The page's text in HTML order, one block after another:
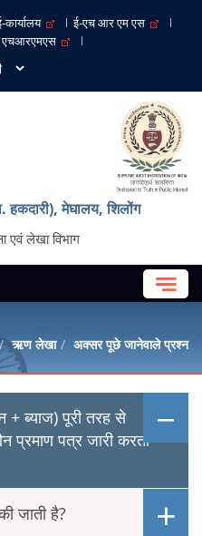
कार्यालय
ई-एच आर एम एस
एचआरएमएस
हकदारी), मेघालय, शिलोंग
एवं लेखा विभाग
ऋण लेखा अक्सर पूछे जानेवाले प्रश्न
ब्याज) पूरी तरह से
प्रमाण पत्र जारी करता
जाती है?